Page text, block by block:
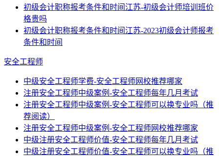
初级会计职称报考条件和时间江苏-初级会计师培训班价
格贵吗
初级会计职称报考条件和时间江苏-2023初级会计师报考
条件和时间
安全工程师
中级安全工程师学费-安全工程师网校推荐哪家
注册安全工程师中级案例-安全工程师每年几月考试
注册安全工程师中级案例-安全工程师可以换专业吗（推
荐阅读）
注册安全工程师中级案例-安全工程师网校推荐哪家
中级注册安全工程师价值-安全工程师每年几月考试
中级注册安全工程师价值-安全工程师可以换专业吗（推